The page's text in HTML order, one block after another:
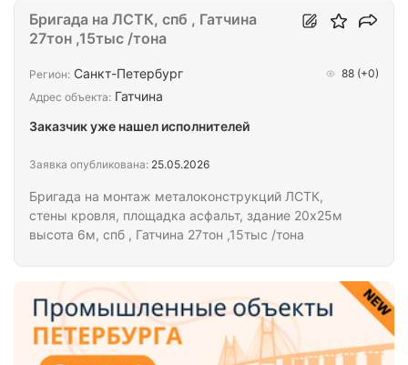
Бригада на монтаж металоконструкций ЛСТК,
стены кровля, площадка асфальт, здание 20х25м
высота 6м, спб , Гатчина 27тон ,15тыс /тона
Бригада на ЛСТК, спб , Гатчина
27тон ,15тыс /тона
Регион: Санкт-Петербург 88 (+0)
Адрес объекта: Гатчина
Заказчик уже нашел исполнителей
Заявка опубликована: 25.05.2026